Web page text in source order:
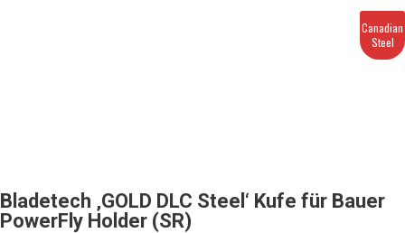
Canadian
Steel
Bladetech ‚GOLD DLC Steel‘ Kufe für Bauer
PowerFly Holder (SR)